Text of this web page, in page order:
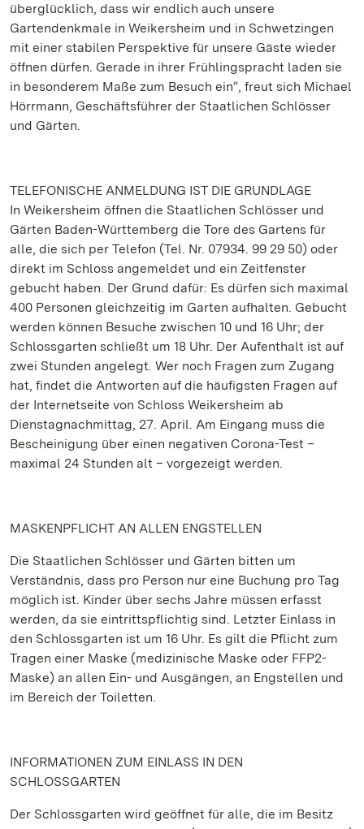
überglücklich, dass wir endlich auch unsere
Gartendenkmale in Weikersheim und in Schwetzingen
mit einer stabilen Perspektive für unsere Gäste wieder
öffnen dürfen. Gerade in ihrer Frühlingspracht laden sie
in besonderem Maße zum Besuch ein“, freut sich Michael
Hörrmann, Geschäftsführer der Staatlichen Schlösser
und Gärten.
TELEFONISCHE ANMELDUNG IST DIE GRUNDLAGE
In Weikersheim öffnen die Staatlichen Schlösser und
Gärten Baden-Württemberg die Tore des Gartens für
alle, die sich per Telefon (Tel. Nr. 07934. 99 29 50) oder
direkt im Schloss angemeldet und ein Zeitfenster
gebucht haben. Der Grund dafür: Es dürfen sich maximal
400 Personen gleichzeitig im Garten aufhalten. Gebucht
werden können Besuche zwischen 10 und 16 Uhr; der
Schlossgarten schließt um 18 Uhr. Der Aufenthalt ist auf
zwei Stunden angelegt. Wer noch Fragen zum Zugang
hat, findet die Antworten auf die häufigsten Fragen auf
der Internetseite von Schloss Weikersheim ab
Dienstagnachmittag, 27. April. Am Eingang muss die
Bescheinigung über einen negativen Corona-Test –
maximal 24 Stunden alt – vorgezeigt werden.
MASKENPFLICHT AN ALLEN ENGSTELLEN
Die Staatlichen Schlösser und Gärten bitten um
Verständnis, dass pro Person nur eine Buchung pro Tag
möglich ist. Kinder über sechs Jahre müssen erfasst
werden, da sie eintrittspflichtig sind. Letzter Einlass in
den Schlossgarten ist um 16 Uhr. Es gilt die Pflicht zum
Tragen einer Maske (medizinische Maske oder FFP2-
Maske) an allen Ein- und Ausgängen, an Engstellen und
im Bereich der Toiletten.
INFORMATIONEN ZUM EINLASS IN DEN
SCHLOSSGARTEN
Der Schlossgarten wird geöffnet für alle, die im Besitz